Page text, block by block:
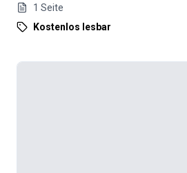
1 Seite
Kostenlos lesbar